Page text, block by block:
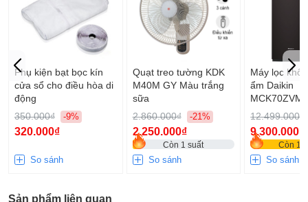
Ảnh kết nối ống dẫn nước thải
Bảng tham khảo lựa chọn công suất hút ẩm:
Phụ kiện bạt bọc kín
cửa sổ cho điều hòa di
động
350.000₫
-9%
320.000₫
So sánh
Quạt treo tường KDK
M40M GY Màu trắng
sữa
2.860.000₫
-21%
2.250.000₫
Còn 1 suất
So sánh
Máy lọc
ẩm Daikin
12.499.000₫
9.300.000₫
Còn 12
So sánh
Sản phẩm liên quan